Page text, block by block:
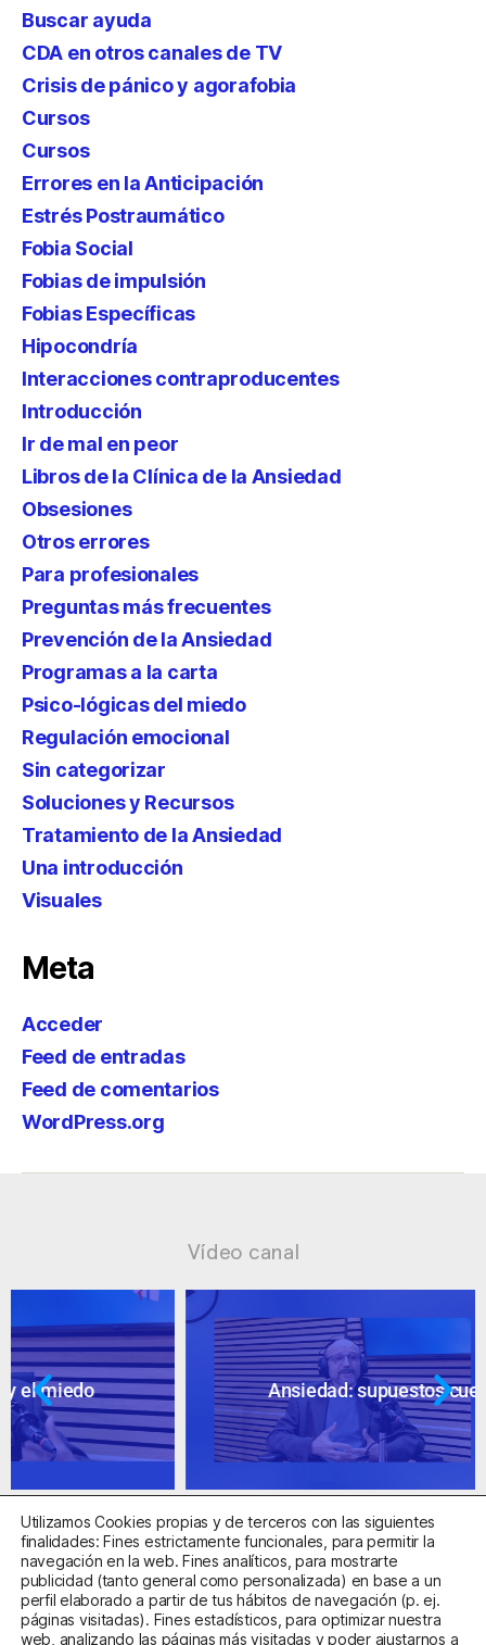
Buscar ayuda
CDA en otros canales de TV
Crisis de pánico y agorafobia
Cursos
Cursos
Errores en la Anticipación
Estrés Postraumático
Fobia Social
Fobias de impulsión
Fobias Específicas
Hipocondría
Interacciones contraproducentes
Introducción
Ir de mal en peor
Libros de la Clínica de la Ansiedad
Obsesiones
Otros errores
Para profesionales
Preguntas más frecuentes
Prevención de la Ansiedad
Programas a la carta
Psico-lógicas del miedo
Regulación emocional
Sin categorizar
Soluciones y Recursos
Tratamiento de la Ansiedad
Una introducción
Visuales
Meta
Acceder
Feed de entradas
Feed de comentarios
WordPress.org
Vídeo canal
Ansiedad: supuestos cuestionables
Centro Sanitario Autorizado con el código E08737002
Utilizamos Cookies propias y de terceros con las siguientes
finalidades: Fines estrictamente funcionales, para permitir la
navegación en la web. Fines analíticos, para mostrarte
publicidad (tanto general como personalizada) en base a un
perfil elaborado a partir de tus hábitos de navegación (p. ej.
páginas visitadas). Fines estadísticos, para optimizar nuestra
web, analizando las páginas más visitadas y poder ajustarnos a